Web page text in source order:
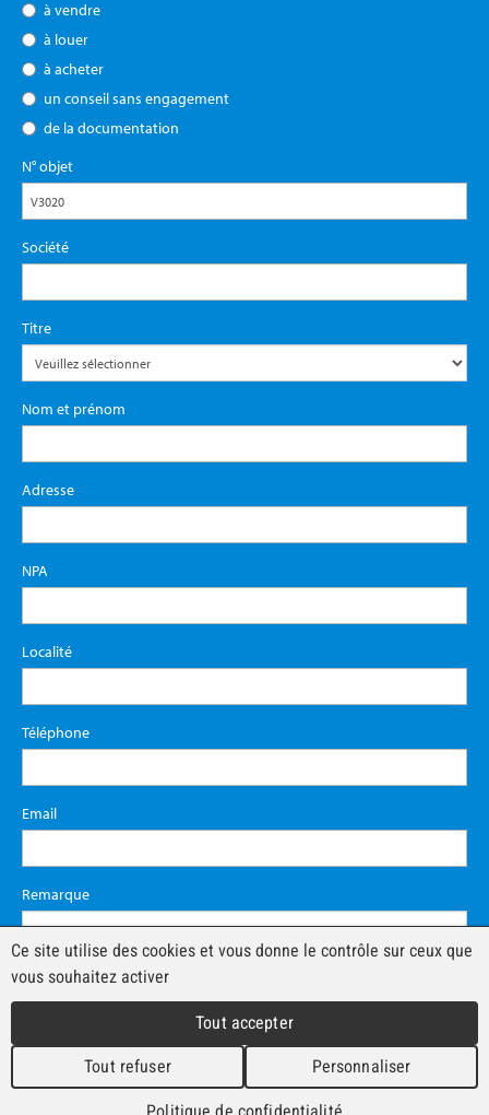
à vendre
à louer
à acheter
un conseil sans engagement
de la documentation
N° objet
Société
Titre
Nom et prénom
Adresse
NPA
Localité
Téléphone
Email
Remarque
Ce site utilise des cookies et vous donne le contrôle sur ceux que
vous souhaitez activer
Tout accepter
Tout refuser Personnaliser